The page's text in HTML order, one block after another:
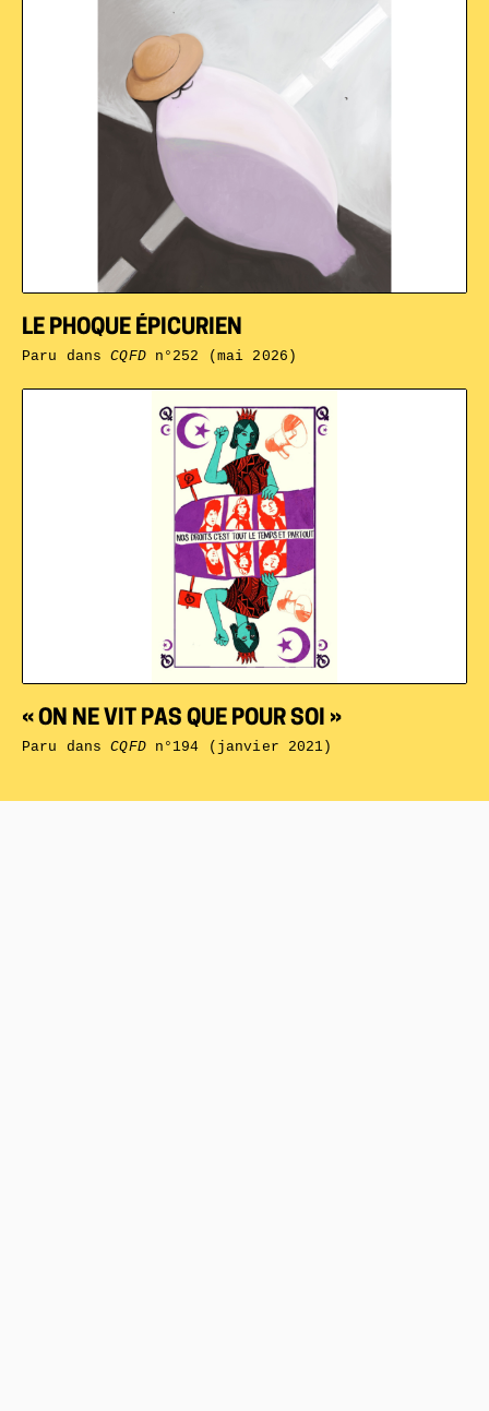
« ON NE VIT PAS QUE POUR SOI »
Paru dansCQFDn°194 (janvier 2021)
LE PHOQUE ÉPICURIEN
Paru dansCQFDn°252 (mai 2026)